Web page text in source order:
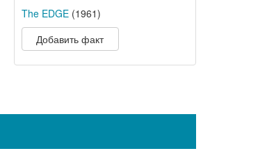
The EDGE(1961)
Добавить факт